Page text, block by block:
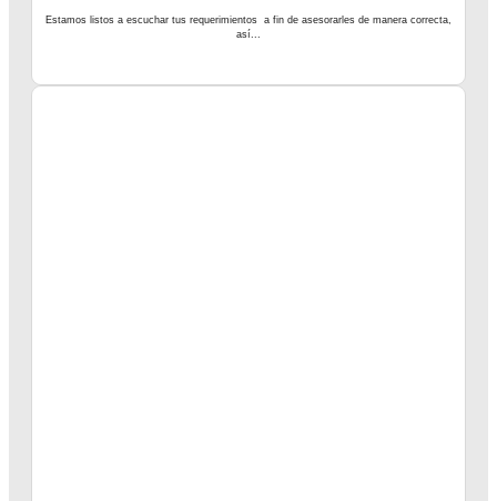
Estamos listos a escuchar tus requerimientos a fin de asesorarles de manera correcta,
así...